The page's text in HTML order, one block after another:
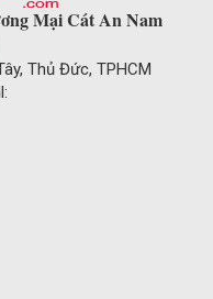
Mại Cát An Nam
Thủ Đức, TPHCM